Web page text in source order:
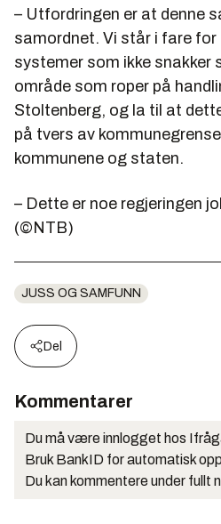
– Utfordringen er at denne
samordnet. Vi står i fare for
systemer som ikke snakker
område som roper på
Stoltenberg, og la til at
på tvers av
kommunene og staten.
– Dette er noe regjeringen
(©NTB)
JUSS OG SAMFUNN
Del
Kommentarer
Du må være innlogget hos
Bruk BankID for automatisk
Du kan kommentere under fullt